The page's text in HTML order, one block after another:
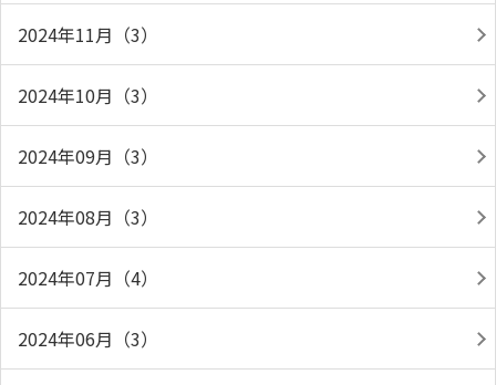
2024年11月（3）
2024年10月（3）
2024年09月（3）
2024年08月（3）
2024年07月（4）
2024年06月（3）